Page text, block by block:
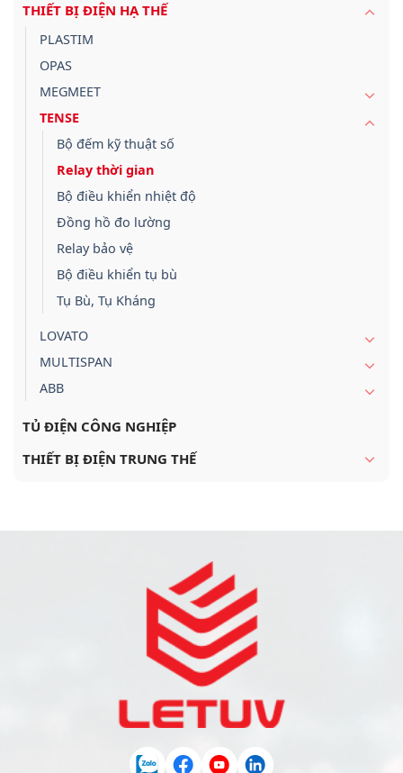
THIẾT BỊ ĐIỆN HẠ THẾ
PLASTIM
OPAS
MEGMEET
TENSE
Bộ đếm kỹ thuật số
Relay thời gian
Bộ điều khiển nhiệt độ
Đồng hồ đo lường
Relay bảo vệ
Bộ điều khiển tụ bù
Tụ Bù, Tụ Kháng
LOVATO
MULTISPAN
ABB
TỦ ĐIỆN CÔNG NGHIỆP
THIẾT BỊ ĐIỆN TRUNG THẾ